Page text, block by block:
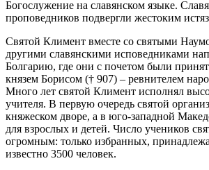
Богослужение на славянском языке.
проповедников подвергли жестоким
Святой Климент вместе со святыми
другими славянскими исповедниками
Болгарию, где они с почетом были
князем Борисом († 907) – ревнителем
Много лет святой Климент исполнял
учителя. В первую очередь святой
княжеском дворе, а в юго-западной
для взрослых и детей. Число учеников
огромным: только избранных,
известно 3500 человек.